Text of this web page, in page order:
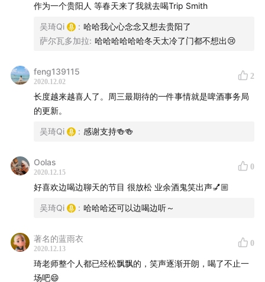
🍺 酒单
月球旅行者 [行匠 TripSmith], 皮尔森 (贵阳, 贵州)
液体贝斯 [行匠 TripSmith], 淡色艾尔 (贵阳, 贵州)
爆裂鼓手 [行匠 TripSmith], 双倍IPA (贵阳, 贵州)
📍 酒馆
TripSmith (友谊路), 贵阳市友谊路230号2栋102
作为一个贵阳人 等春天来了我就去喝Trip Smith
吴琦Qi : 哈哈我心心念念又想去贵阳了
萨尔瓦多加拉: 哈哈哈哈哈哈冬天太冷了门都不想出😢
feng139115
2020.12.02
2
长度越来越喜人了。周三最期待的一件事情就是啤酒事务局
的更新。
吴琦Qi : 感谢支持🍻🍻
Oolas
2020.12.15
0
好喜欢边喝边聊天的节目 很放松 业余酒鬼笑出声💅🏼
吴琦Qi : 哈哈哈还可以边喝边听～
著名的蓝雨衣
2020.12.13
0
琦老师整个人都已经松飘飘的，笑声逐渐开朗，喝了不止一
场吧😄